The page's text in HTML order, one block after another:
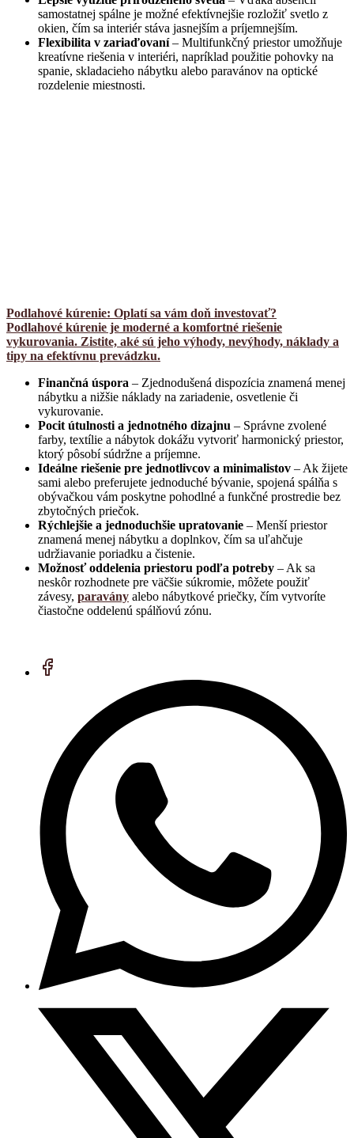
samostatnej spálne je možné efektívnejšie rozložiť svetlo z
okien, čím sa interiér stáva jasnejším a príjemnejším.
Flexibilita v zariaďovaní– Multifunkčný priestor umožňuje
kreatívne riešenia v interiéri, napríklad použitie pohovky na
spanie, skladacieho nábytku alebo paravánov na optické
rozdelenie miestnosti.
Podlahové kúrenie: Oplatí sa vám doň investovať?
Podlahové kúrenie je moderné a komfortné riešenie
vykurovania. Zistite, aké sú jeho výhody, nevýhody, náklady a
tipy na efektívnu prevádzku.
Finančná úspora – Zjednodušená dispozícia znamená menej
nábytku a nižšie náklady na zariadenie, osvetlenie či
vykurovanie.
Pocit útulnosti a jednotného dizajnu – Správne zvolené
farby, textílie a nábytok dokážu vytvoriť harmonický priestor,
ktorý pôsobí súdržne a príjemne.
Ideálne riešenie pre jednotlivcov a minimalistov – Ak žijete
sami alebo preferujete jednoduché bývanie, spojená spálňa s
obývačkou vám poskytne pohodlné a funkčné prostredie bez
zbytočných priečok.
Rýchlejšie a jednoduchšie upratovanie – Menší priestor
znamená menej nábytku a doplnkov, čím sa uľahčuje
udržiavanie poriadku a čistenie.
Možnosť oddelenia priestoru podľa potreby – Ak sa
neskôr rozhodnete pre väčšie súkromie, môžete použiť
závesy, paravány alebo nábytkové priečky, čím vytvoríte
čiastočne oddelenú spálňovú zónu.